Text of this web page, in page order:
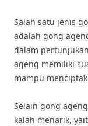
Salah satu jenis
adalah gong
dalam
ageng memiliki
mampu
Selain gong
kalah menarik,